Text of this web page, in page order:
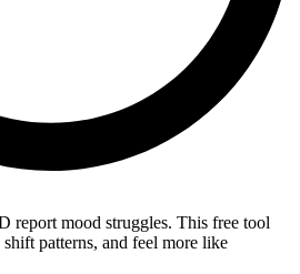
mood struggles. This free tool
patterns, and feel more like